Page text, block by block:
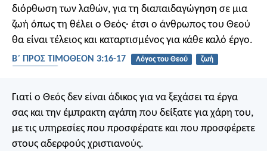
διόρθωση των λαθών, για τη διαπαιδαγώγηση σε μια
ζωή όπως τη θέλει ο Θεός· έτσι ο άνθρωπος του Θεού
θα είναι τέλειος και καταρτισμένος για κάθε καλό έργο.
Β΄ ΠΡΟΣ ΤΙΜΟΘΕΟΝ 3:16-17 Λόγος του Θεού
ζωή
Γιατί ο Θεός δεν είναι άδικος για να ξεχάσει τα έργα
σας και την έμπρακτη αγάπη που δείξατε για χάρη του,
με τις υπηρεσίες που προσφέρατε και που προσφέρετε
στους αδερφούς χριστιανούς.